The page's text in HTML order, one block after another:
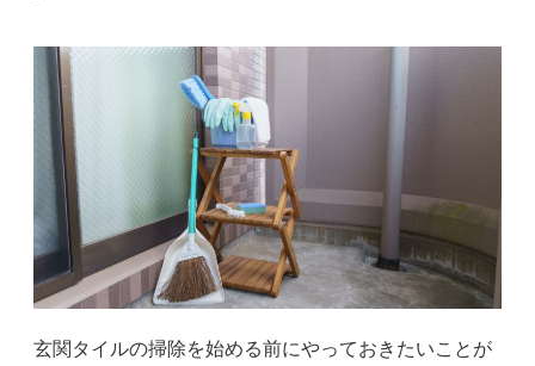
玄関タイルの掃除を始める前にやっておきたいことが